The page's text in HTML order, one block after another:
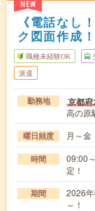
NEW
《電話なし
ク図面作成
職種未経験OK
派遣
勤務地 京都
高の原
曜日頻度 月～
時間
09:00
定！
期間
2026
～！